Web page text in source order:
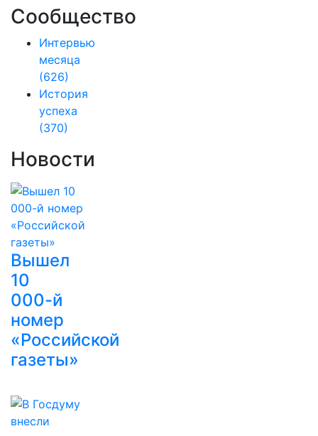
Сообщество
Интервью
месяца
(626)
История
успеха
(370)
Новости
Вышел
10
000-й
номер
«Российской
газеты»